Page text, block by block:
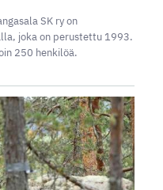
SK ry on
joka on perustettu 1993.
250 henkilöä.